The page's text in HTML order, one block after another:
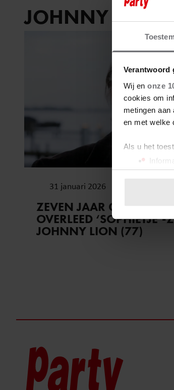
Verantwoord
Wij en onze
cookies om
metingen
en met welke
Als u het
Uw
We
JOHNNY LION
31 januari 2026
ZEVEN JAAR GELEDEN
OVERLEED
JOHNNY LION (77)